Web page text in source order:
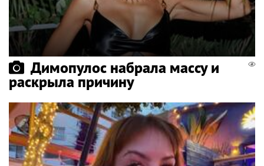
Димопулос набрала массу и
раскрыла причину